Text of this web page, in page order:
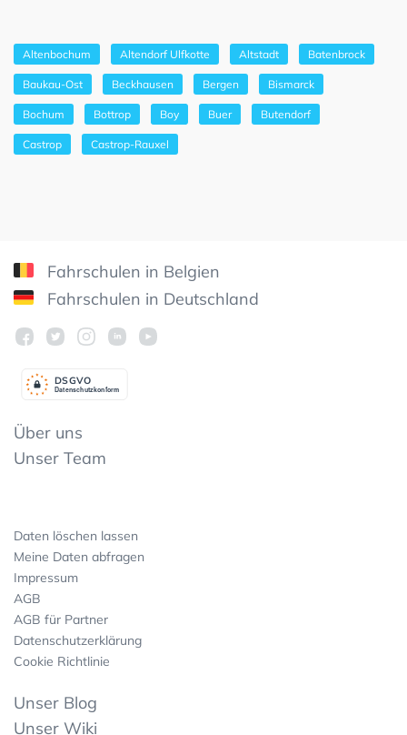
Altenbochum Altendorf Ulfkotte Altstadt Batenbrock
Baukau-Ost Beckhausen Bergen Bismarck
Bochum Bottrop Boy Buer Butendorf
Castrop Castrop-Rauxel
Fahrschulen in Belgien
Fahrschulen in Deutschland
Datenschutzkonform
DSGVO
Über uns
Unser Team
Daten löschen lassen
Meine Daten abfragen
Impressum
AGB
AGB für Partner
Datenschutzerklärung
Cookie Richtlinie
Unser Blog
Unser Wiki